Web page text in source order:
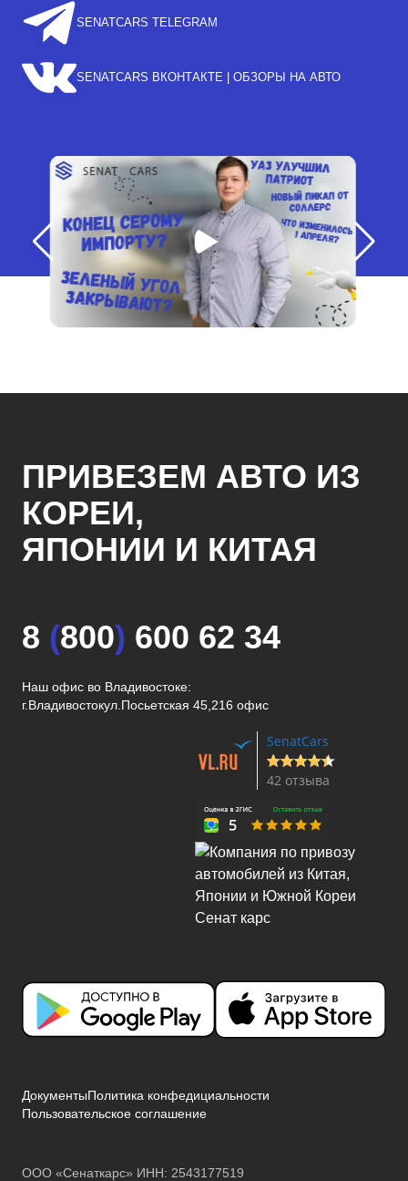
SENATCARS TELEGRAM
SENATCARS ВКОНТАКТЕ | ОБЗОРЫ НА АВТО
ПРИВЕЗЕМ АВТО ИЗ
КОРЕИ,
ЯПОНИИ И КИТАЯ
8 (800) 600 62 34
Наш офис во Владивостоке:
г.Владивостокул.Посьетская 45,216 офис
SenatCars
42 отзыва
ДокументыПолитика конфедициальности
Пользовательское соглашение
ООО «Сенаткарс» ИНН: 2543177519